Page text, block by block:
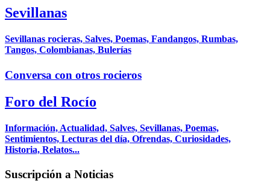
Sevillanas
Sevillanas rocieras, Salves, Poemas, Fandangos, Rumbas,
Tangos, Colombianas, Bulerías
Conversa con otros rocieros
Foro del Rocío
Información, Actualidad, Salves, Sevillanas, Poemas,
Sentimientos, Lecturas del día, Ofrendas, Curiosidades,
Historia, Relatos...
Suscripción a Noticias